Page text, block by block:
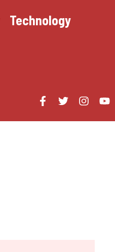
Technology